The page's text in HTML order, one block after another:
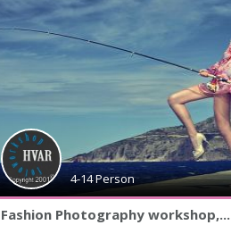
4-14 Person
Fashion Photography workshop,...